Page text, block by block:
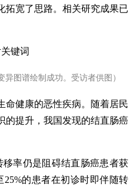
拓宽了思路。相关研究成果已
异图谱绘制成功。受访者供图 ）
命健康的恶性疾病。随着居民
的提升，我国发现的结直肠癌
率仍是阻碍结直肠癌患者获
25%的患者在初诊时即伴随转